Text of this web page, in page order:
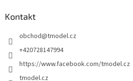
Kontakt
obchod@tmodel.cz
+420728147994
https://www.facebook.com/tmodel.cz
tmodel.cz